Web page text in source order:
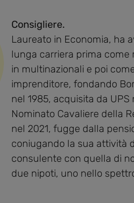
Consigliere.
Laureato in Economia, ha
lunga carriera prima come
in multinazionali e poi
imprenditore, fondando
nel 1985, acquisita da UPS
Nominato Cavaliere della
nel 2021, fugge dalla
coniugando la sua attività
consulente con quella di
due nipoti, uno nello